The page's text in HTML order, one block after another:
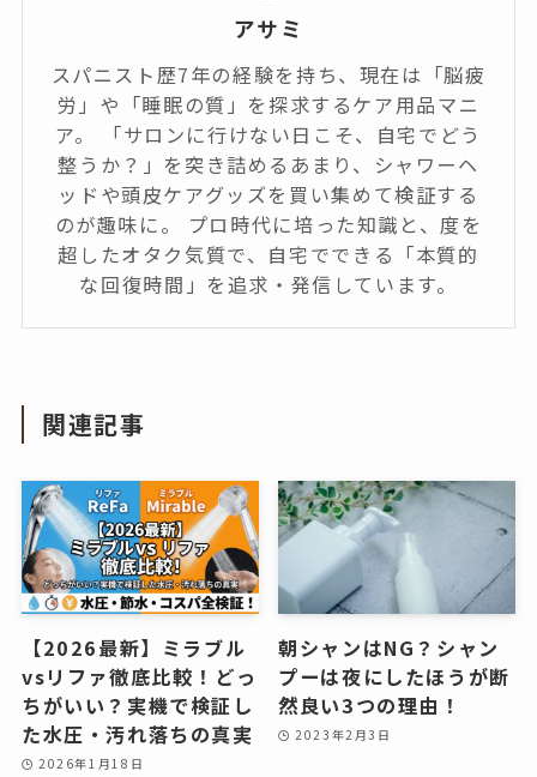
アサミ
スパニスト歴7年の経験を持ち、現在は「脳疲
労」や「睡眠の質」を探求するケア用品マニ
ア。 「サロンに行けない日こそ、自宅でどう
整うか？」を突き詰めるあまり、シャワーヘ
ッドや頭皮ケアグッズを買い集めて検証する
のが趣味に。 プロ時代に培った知識と、度を
超したオタク気質で、自宅でできる「本質的
な回復時間」を追求・発信しています。
関連記事
【2026最新】ミラブル
vsリファ徹底比較！どっ
ちがいい？実機で検証し
た水圧・汚れ落ちの真実
2026年1月18日
朝シャンはNG？シャン
プーは夜にしたほうが断
然良い3つの理由！
2023年2月3日